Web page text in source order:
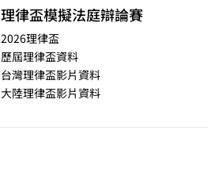
理律盃模擬法庭辯論賽
2026理律盃
歷屆理律盃資料
台灣理律盃影片資料
大陸理律盃影片資料